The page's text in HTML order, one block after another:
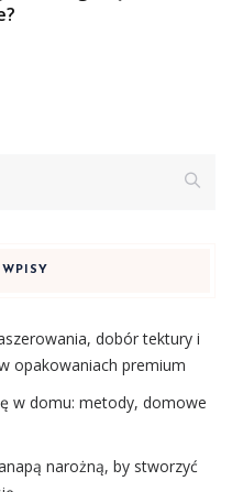
dobór tektury i
opakowaniach premium
w domu: metody, domowe
narożną, by stworzyć